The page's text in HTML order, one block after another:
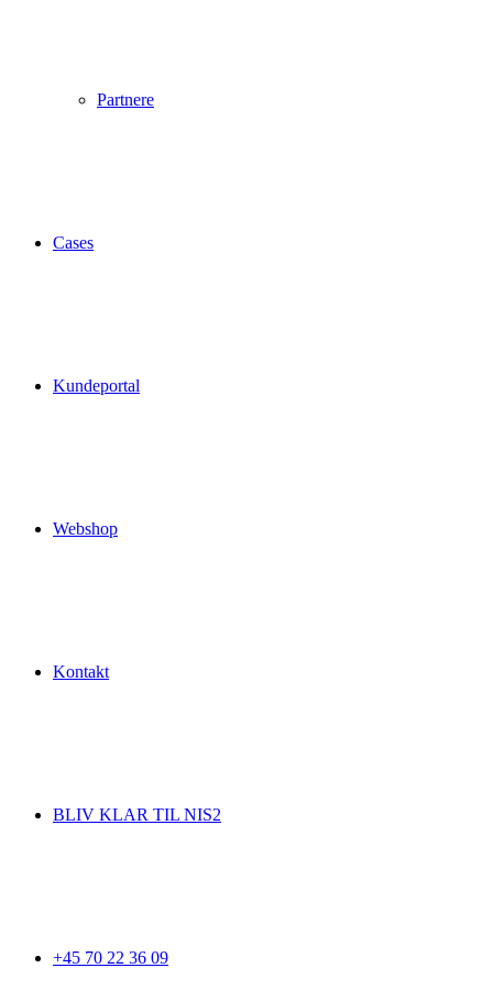
Partnere
Cases
Kundeportal
Webshop
Kontakt
BLIV KLAR TIL NIS2
+45 70 22 36 09